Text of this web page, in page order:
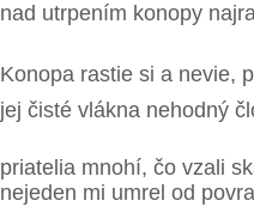
nad utrpením konopy
Konopa rastie si a nevie,
jej čisté vlákna nehodný
priatelia mnohí, čo vzali
nejeden mi umrel od